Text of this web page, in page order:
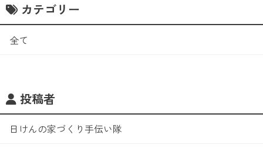
カテゴリー
全て
投稿者
日けんの家づくり手伝い隊